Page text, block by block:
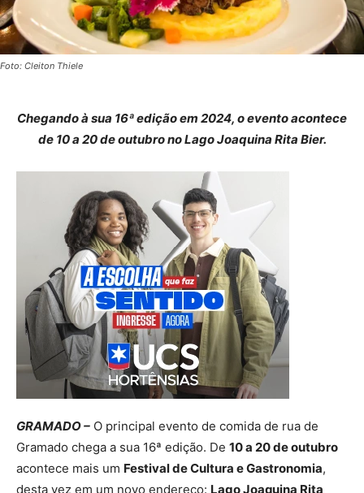
Foto: Cleiton Thiele
Chegando à sua 16ª edição em 2024, o evento acontece
de 10 a 20 de outubro no Lago Joaquina Rita Bier.
GRAMADO – O principal evento de comida de rua de
Gramado chega a sua 16ª edição. De 10 a 20 de outubro
acontece mais um Festival de Cultura e Gastronomia,
desta vez em um novo endereço: Lago Joaquina Rita